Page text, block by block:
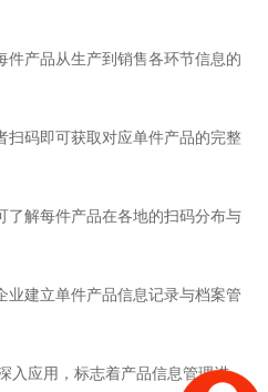
产品从生产到销售各环节信息的
码即可获取对应单件产品的完整
解每件产品在各地的扫码分布与
建立单件产品信息记录与档案管
入应用，标志着产品信息管理进